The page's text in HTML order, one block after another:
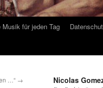
für jeden Tag
…“ → Nicolas